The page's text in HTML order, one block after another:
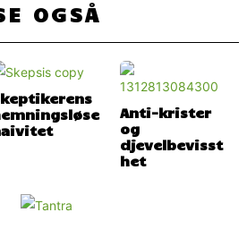
OGSÅ
Anti-krister
og
djevelbevisst
het